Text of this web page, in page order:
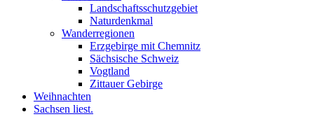
Landschaftsschutzgebiet
Naturdenkmal
Wanderregionen
Erzgebirge mit Chemnitz
Sächsische Schweiz
Vogtland
Zittauer Gebirge
Weihnachten
Sachsen liest.